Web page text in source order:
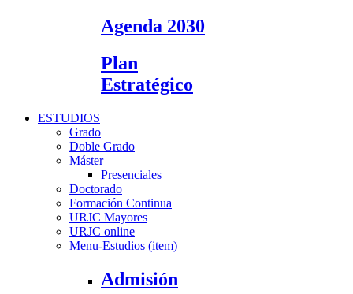
Agenda 2030
Plan
Estratégico
ESTUDIOS
Grado
Doble Grado
Máster
Presenciales
Doctorado
Formación Continua
URJC Mayores
URJC online
Menu-Estudios (item)
Admisión